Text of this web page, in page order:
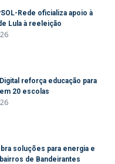
Rede oficializa apoio à
Lula à reeleição
reforça educação para
20 escolas
soluções para energia e
de Bandeirantes